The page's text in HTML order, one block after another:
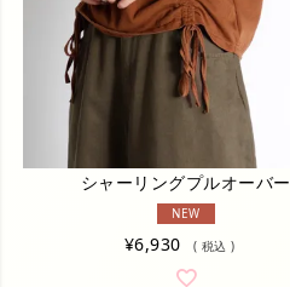
シャーリングプルオーバー
NEW
¥6,930 税込